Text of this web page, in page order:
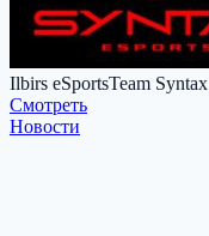
Ilbirs eSportsTeam Syntax
Cмотреть
Новости